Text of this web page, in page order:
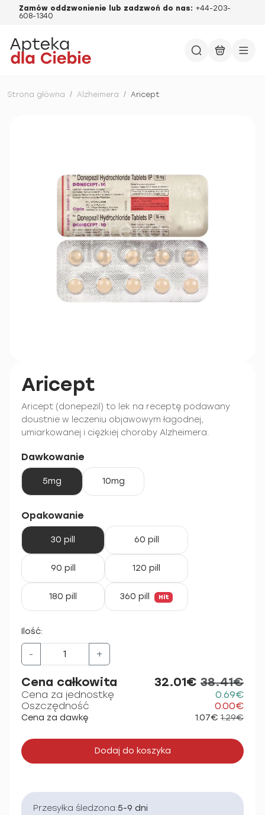
Zamów oddzwonienie lub zadzwoń do nas: +44-203-
608-1340
Strona główna / Alzheimera / Aricept
Aricept
Aricept (donepezil) to lek na receptę podawany
doustnie w leczeniu objawowym łagodnej,
umiarkowanej i ciężkiej choroby Alzheimera.
Dawkowanie
5mg 10mg
Opakowanie
30 pill 60 pill
90 pill 120 pill
180 pill 360 pill Hit
Ilość:
- +
Cena całkowita 32.01€ 38.41€
Cena za jednostkę
0.69€
Oszczędność
0.00€
Cena za dawkę 1.07€ 1.29€
Dodaj do koszyka
Przesyłka śledzona:5-9 dni